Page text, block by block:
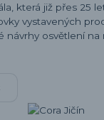
která již přes 25
vystavených
návrhy osvětlení na